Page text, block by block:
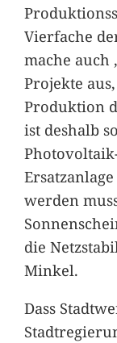
Vierfache
mache auch
Projekte
Produktion
ist deshalb
werden
die
Minkel.
Dass